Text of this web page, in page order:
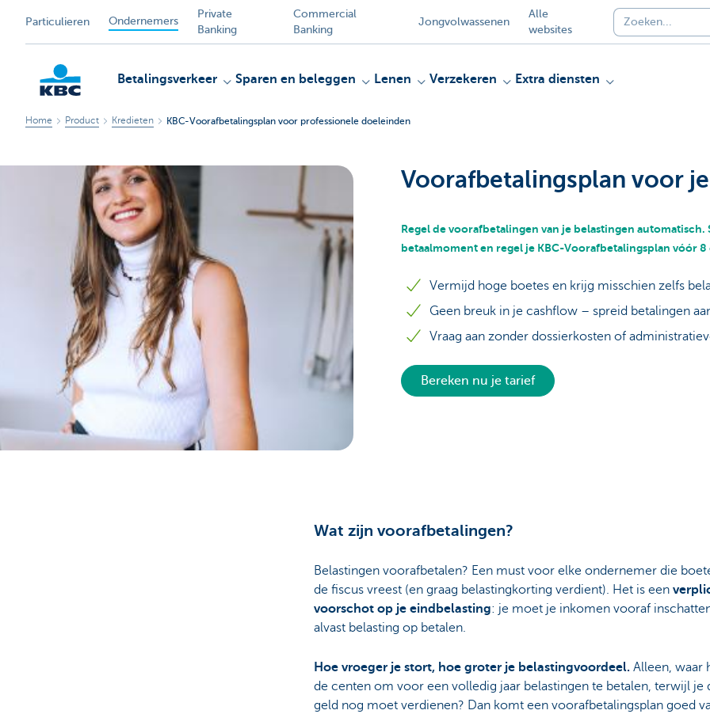
Particulieren Ondernemers
Private
Banking
Commercial
Banking
Jongvolwassenen
Alle
websites
KBC
Ondernemers
Betalingsverkeer Sparen en beleggen Lenen Verzekeren Extra diensten
Home Product Kredieten KBC-Voorafbetalingsplan voor professionele doeleinden
Voorafbetalingsplan voor
Regel de voorafbetalingen van je belastingen
betaalmoment en regel je KBC-Voorafbetalingsplan vóór
Vermijd hoge boetes en krijg misschien zelfs
Geen breuk in je cashflow – spreid betalingen
Vraag aan zonder dossierkosten of
Bereken nu je tarief
Wat zijn voorafbetalingen?
Belastingen voorafbetalen? Een must voor elke ondernemer die
de fiscus vreest (en graag belastingkorting verdient). Het is een
voorschot op je eindbelasting: je moet je inkomen vooraf
alvast belasting op betalen.
Hoe vroeger je stort, hoe groter je belastingvoordeel. Alleen, waar
de centen om voor een volledig jaar belastingen te betalen, terwijl je
geld nog moet verdienen? Dan komt een voorafbetalingsplan goed